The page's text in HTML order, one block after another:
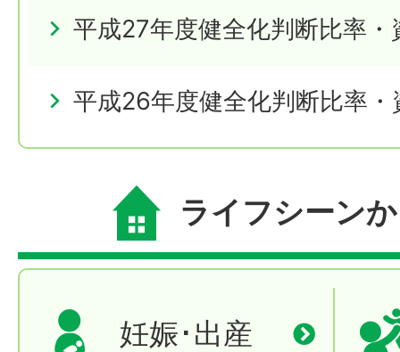
平成27年度健全化判断比率・
平成26年度健全化判断比率・
ライフシーン
妊娠･出産